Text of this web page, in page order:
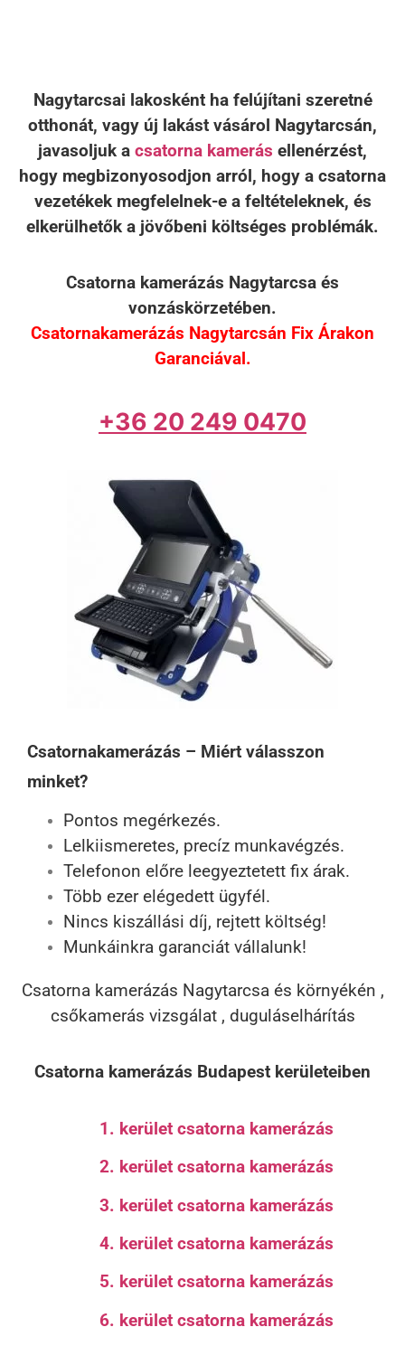
Nagytarcsai lakosként ha felújítani szeretné
otthonát, vagy új lakást vásárol Nagytarcsán,
javasoljuk a csatorna kamerás ellenérzést,
hogy megbizonyosodjon arról, hogy a csatorna
vezetékek megfelelnek-e a feltételeknek, és
elkerülhetők a jövőbeni költséges problémák.
Csatorna kamerázás Nagytarcsa és
vonzáskörzetében.
Csatornakamerázás Nagytarcsán Fix Árakon
Garanciával.
+36 20 249 0470
Csatornakamerázás – Miért válasszon
minket?
Pontos megérkezés.
Lelkiismeretes, precíz munkavégzés.
Telefonon előre leegyeztetett fix árak.
Több ezer elégedett ügyfél.
Nincs kiszállási díj, rejtett költség!
Munkáinkra garanciát vállalunk!
Csatorna kamerázás Nagytarcsa és környékén ,
csőkamerás vizsgálat , duguláselhárítás
Csatorna kamerázás Budapest kerületeiben
1. kerület csatorna kamerázás
2. kerület csatorna kamerázás
3. kerület csatorna kamerázás
4. kerület csatorna kamerázás
5. kerület csatorna kamerázás
6. kerület csatorna kamerázás